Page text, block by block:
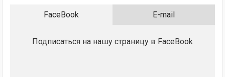
FaceBook E-mail
Подписаться на нашу страницу в FaceBook